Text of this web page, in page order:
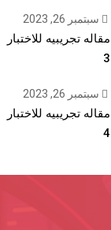
سبتمبر 26, 2023
مقاله تجريبيه للاختبار
3
سبتمبر 26, 2023
مقاله تجريبيه للاختبار
4